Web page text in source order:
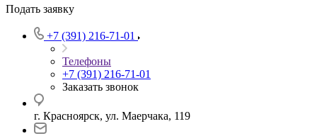
Подать заявку
+7 (391) 216-71-01
Телефоны
+7 (391) 216-71-01
Заказать звонок
г. Красноярск, ул. Маерчака, 119